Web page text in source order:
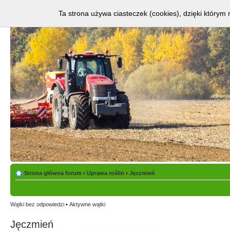
Strona główna forum ‹ Uprawa roślin ‹ Jęczmień
Wątki bez odpowiedzi • Aktywne wątki
Jęczmień
Ta strona używa ciasteczek (cookies), dzięki którym